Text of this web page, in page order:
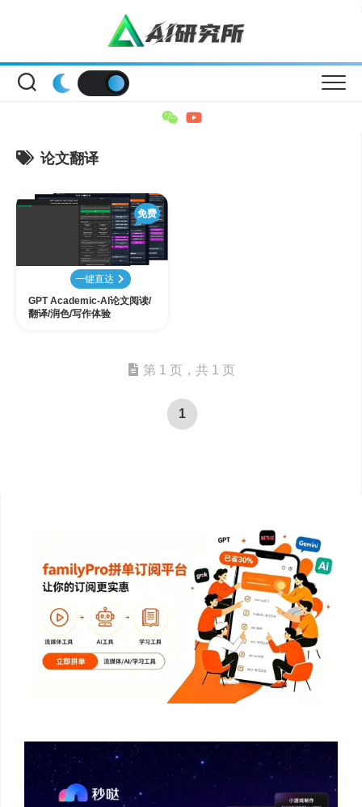
论文翻译
免费
一键直达
GPT Academic-AI论文阅读/
翻译/润色/写作体验
第 1 页，共 1 页
1